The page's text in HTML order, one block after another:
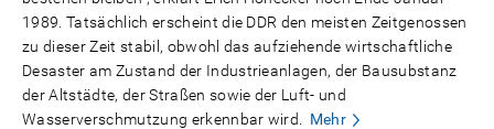
1989. Tatsächlich erscheint die DDR den meisten Zeitgenossen
zu dieser Zeit stabil, obwohl das aufziehende wirtschaftliche
Desaster am Zustand der Industrieanlagen, der Bausubstanz
der Altstädte, der Straßen sowie der Luft- und
Wasserverschmutzung erkennbar wird.
Mehr